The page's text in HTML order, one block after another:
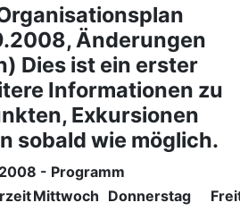
Änderungen
Dies ist ein erster
Informationen zu
Exkursionen
sobald wie möglich.
- Programm
Mittwoch Donnerstag